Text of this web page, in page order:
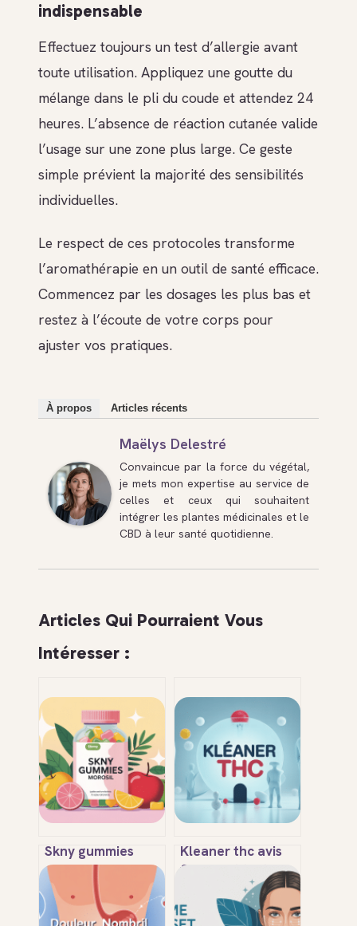
indispensable
Effectuez toujours un test d’allergie avant
toute utilisation. Appliquez une goutte du
mélange dans le pli du coude et attendez 24
heures. L’absence de réaction cutanée valide
l’usage sur une zone plus large. Ce geste
simple prévient la majorité des sensibilités
individuelles.
Le respect de ces protocoles transforme
l’aromathérapie en un outil de santé efficace.
Commencez par les dosages les plus bas et
restez à l’écoute de votre corps pour
ajuster vos pratiques.
À propos Articles récents
Maëlys Delestré
Convaincue par la force du végétal,
je mets mon expertise au service de
celles et ceux qui souhaitent
intégrer les plantes médicinales et le
CBD à leur santé quotidienne.
Articles Qui Pourraient Vous
Intéresser :
Skny gummies
morosil : avis,
efficacité, dangers
et mode d’emploi
Kleaner thc avis
fiables et tests :
efficacité, risques
et alternatives